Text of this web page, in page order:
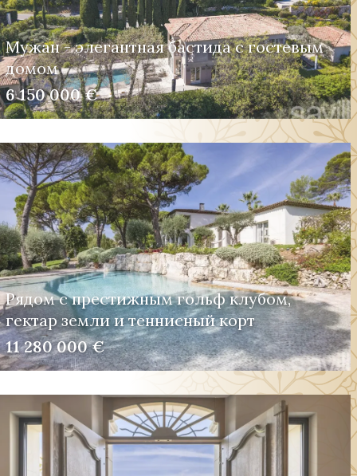
Мужан - элегантная бастида с гостевым
домом
6 150 000 €
Рядом с престижным гольф клубом,
гектар земли и теннисный корт
11 280 000 €